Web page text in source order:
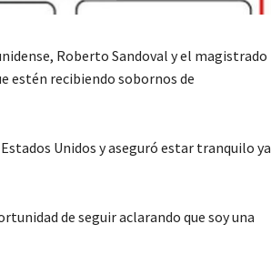
Roberto Sandoval y el magistrado
estén recibiendo sobornos de
Unidos y aseguró estar tranquilo ya
de seguir aclarando que soy una